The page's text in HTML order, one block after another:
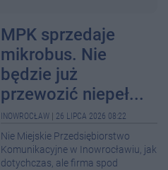
MPK sprzedaje
mikrobus. Nie
będzie już
przewozić niepeł...
INOWROCŁAW 26 LIPCA 2026 08:22
Nie Miejskie Przedsiębiorstwo
Komunikacyjne w Inowrocławiu, jak
dotychczas, ale firma spod